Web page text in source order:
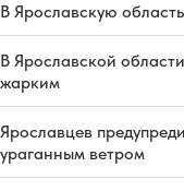
В Ярославскую
В Ярославской
жарким
Ярославцев
ураганным ветром